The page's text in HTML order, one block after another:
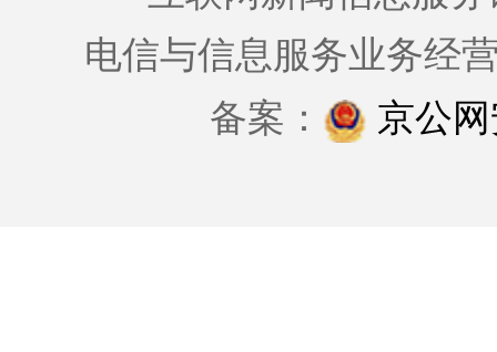
电信与信息服务业务经
备案：
京公网